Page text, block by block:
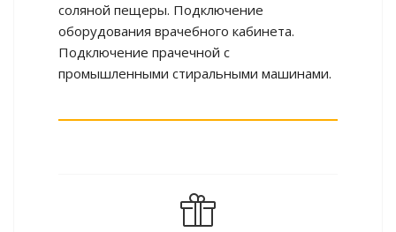
соляной пещеры. Подключение
оборудования врачебного кабинета.
Подключение прачечной с
промышленными стиральными машинами.